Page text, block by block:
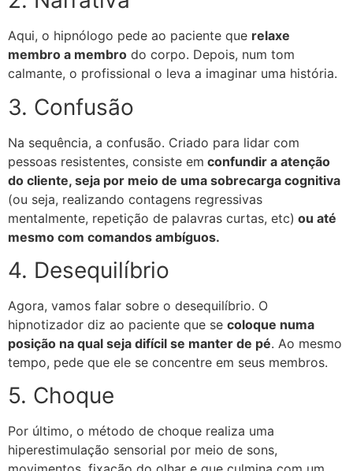
Aqui, o hipnólogo pede ao paciente que relaxe
membro a membro do corpo. Depois, num tom
calmante, o profissional o leva a imaginar uma história.
3. Confusão
Na sequência, a confusão. Criado para lidar com
pessoas resistentes, consiste em confundir a atenção
do cliente, seja por meio de uma sobrecarga cognitiva
(ou seja, realizando contagens regressivas
mentalmente, repetição de palavras curtas, etc) ou até
mesmo com comandos ambíguos.
4. Desequilíbrio
Agora, vamos falar sobre o desequilíbrio. O
hipnotizador diz ao paciente que se coloque numa
posição na qual seja difícil se manter de pé. Ao mesmo
tempo, pede que ele se concentre em seus membros.
5. Choque
Por último, o método de choque realiza uma
hiperestimulação sensorial por meio de sons,